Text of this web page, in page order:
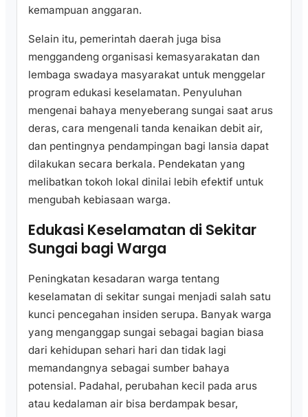
kemampuan anggaran.
Selain itu, pemerintah daerah juga bisa
menggandeng organisasi kemasyarakatan dan
lembaga swadaya masyarakat untuk menggelar
program edukasi keselamatan. Penyuluhan
mengenai bahaya menyeberang sungai saat arus
deras, cara mengenali tanda kenaikan debit air,
dan pentingnya pendampingan bagi lansia dapat
dilakukan secara berkala. Pendekatan yang
melibatkan tokoh lokal dinilai lebih efektif untuk
mengubah kebiasaan warga.
Edukasi Keselamatan di Sekitar
Sungai bagi Warga
Peningkatan kesadaran warga tentang
keselamatan di sekitar sungai menjadi salah satu
kunci pencegahan insiden serupa. Banyak warga
yang menganggap sungai sebagai bagian biasa
dari kehidupan sehari hari dan tidak lagi
memandangnya sebagai sumber bahaya
potensial. Padahal, perubahan kecil pada arus
atau kedalaman air bisa berdampak besar,